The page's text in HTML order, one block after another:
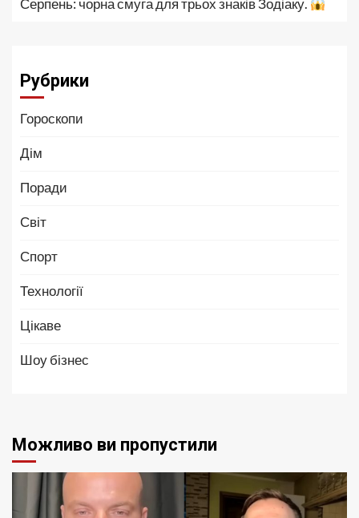
Серпень: чорна смуга для трьох знаків Зодіаку.
Рубрики
Гороскопи
Дім
Поради
Світ
Спорт
Технології
Цікаве
Шоу бізнес
Можливо ви пропустили